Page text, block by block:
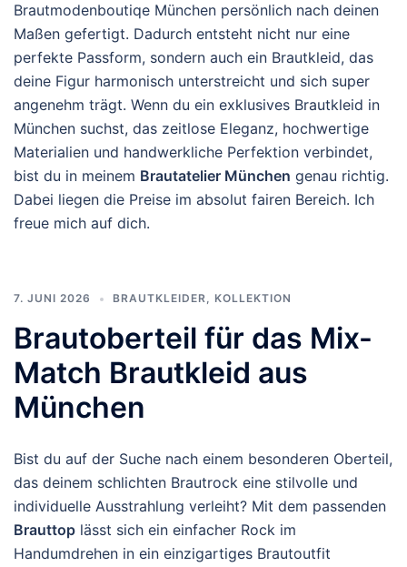
Brautmodenboutiqe München persönlich nach deinen
Maßen gefertigt. Dadurch entsteht nicht nur eine
perfekte Passform, sondern auch ein Brautkleid, das
deine Figur harmonisch unterstreicht und sich super
angenehm trägt. Wenn du ein exklusives Brautkleid in
München suchst, das zeitlose Eleganz, hochwertige
Materialien und handwerkliche Perfektion verbindet,
bist du in meinem Brautatelier München genau richtig.
Dabei liegen die Preise im absolut fairen Bereich. Ich
freue mich auf dich.
7. JUNI 2026 BRAUTKLEIDER, KOLLEKTION
Brautoberteil für das Mix-
Match Brautkleid aus
München
Bist du auf der Suche nach einem besonderen Oberteil,
das deinem schlichten Brautrock eine stilvolle und
individuelle Ausstrahlung verleiht? Mit dem passenden
Brauttop lässt sich ein einfacher Rock im
Handumdrehen in ein einzigartiges Brautoutfit